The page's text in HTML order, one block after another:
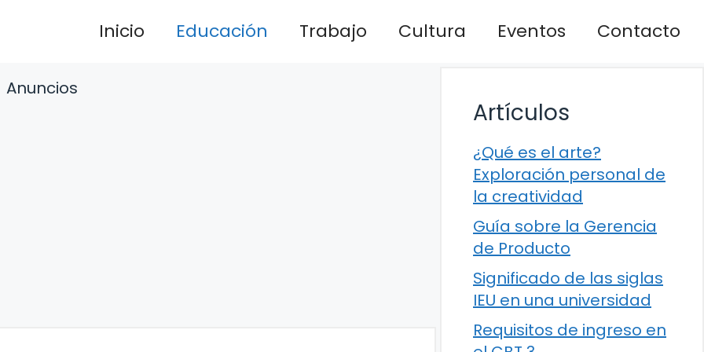
Inicio Educación Trabajo Cultura Eventos Contacto
Anuncios
Artículos
¿Qué es el arte?
Exploración personal de
la creatividad
Guía sobre la Gerencia
de Producto
Significado de las siglas
IEU en una universidad
Requisitos de ingreso en